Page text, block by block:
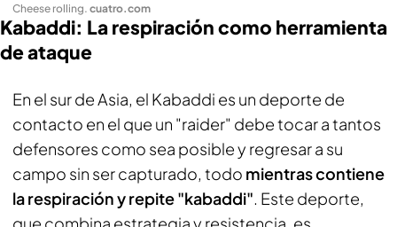
Cheese rolling. cuatro.com
Kabaddi: La respiración como herramienta
de ataque
En el sur de Asia, el Kabaddi es un deporte de
contacto en el que un "raider" debe tocar a tantos
defensores como sea posible y regresar a su
campo sin ser capturado, todo mientras contiene
la respiración y repite "kabaddi". Este deporte,
que combina estrategia y resistencia, es